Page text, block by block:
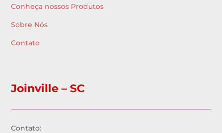
Conheça nossos Produtos
Sobre Nós
Contato
Joinville – SC
Contato: